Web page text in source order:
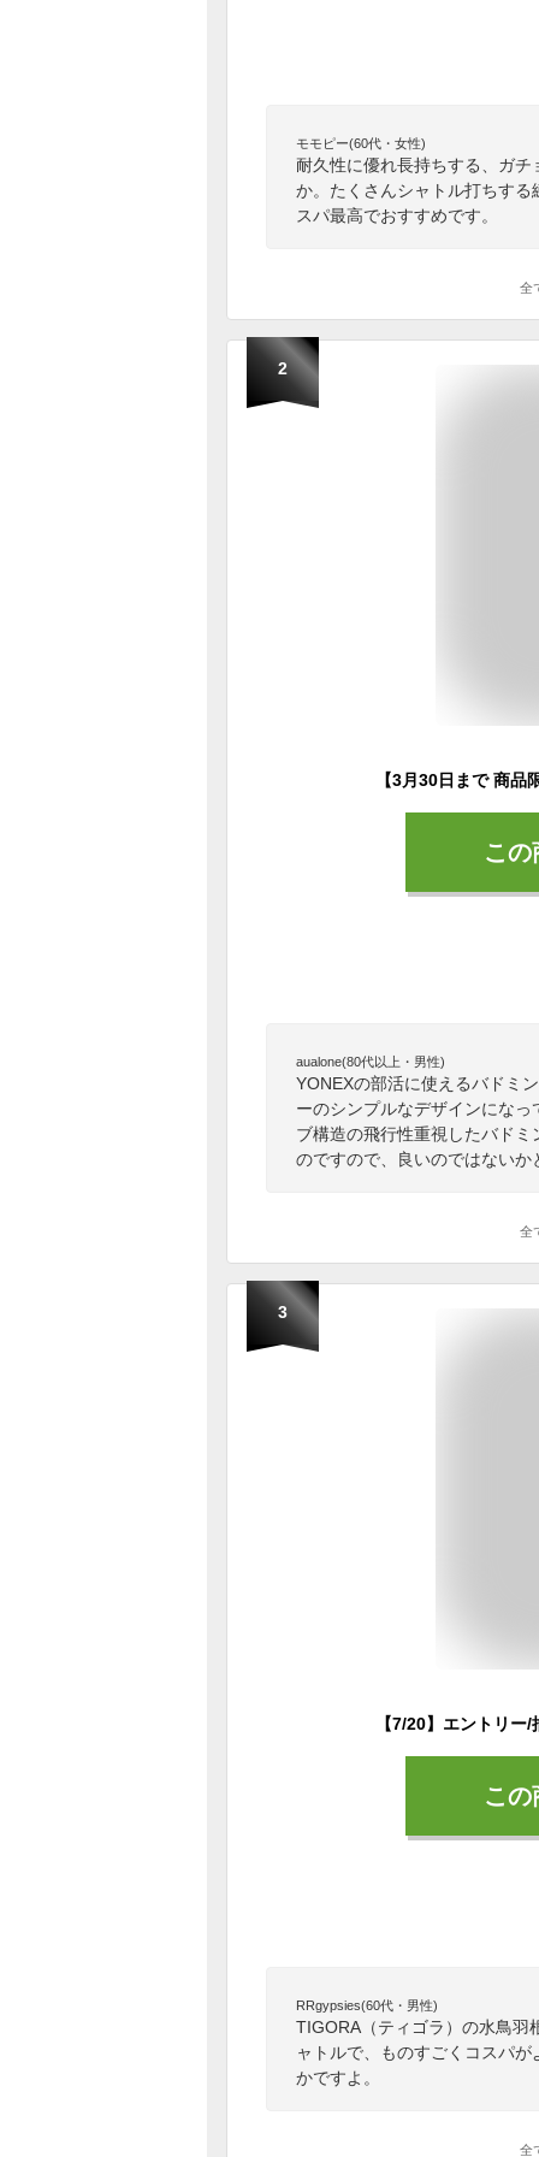
モモピー(60代・女性)
耐久性に優れ長持ちする、ガ
か。たくさんシャトル打ちす
スパ最高でおすすめです。
全
2
こ
aualone(80代以上・男性)
YONEXの部活に使えるバドミ
ーのシンプルなデザインにな
ブ構造の飛行性重視したバド
のですので、良いのではないか
全
3
こ
RRgypsies(60代・男性)
TIGORA（ティゴラ）の水鳥羽
ャトルで、ものすごくコスパ
かですよ。
全